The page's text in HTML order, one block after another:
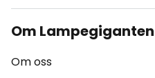
Om Lampegiganten
Om oss